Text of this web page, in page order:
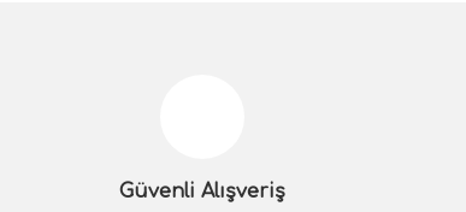
Ürün bilgilerinde hatalar bulunuyor.
Güvenli Alışveriş